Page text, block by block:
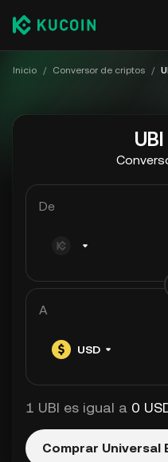
Inicio / Conversor de criptos /
De
A
USD
1 UBI es igual a 0
Comprar Universal